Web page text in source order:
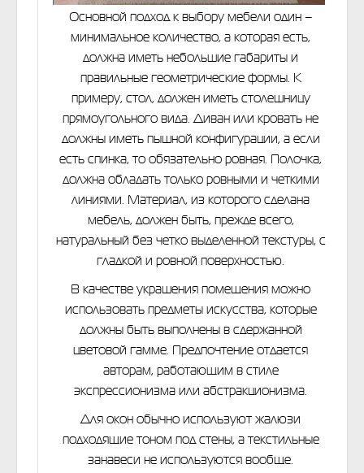
Основной подход к выбору мебели один –
минимальное количество, а которая есть,
должна иметь небольшие габариты и
правильные геометрические формы. К
примеру, стол, должен иметь столешницу
прямоугольного вида. Диван или кровать не
должны иметь пышной конфигурации, а если
есть спинка, то обязательно ровная. Полочка,
должна обладать только ровными и четкими
линиями. Материал, из которого сделана
мебель, должен быть, прежде всего,
натуральный без четко выделенной текстуры, с
гладкой и ровной поверхностью.
В качестве украшения помещения можно
использовать предметы искусства, которые
должны быть выполнены в сдержанной
цветовой гамме. Предпочтение отдается
авторам, работающим в стиле
экспрессионизма или абстракционизма.
Для окон обычно используют жалюзи
подходящие тоном под стены, а текстильные
занавеси не используются вообще.